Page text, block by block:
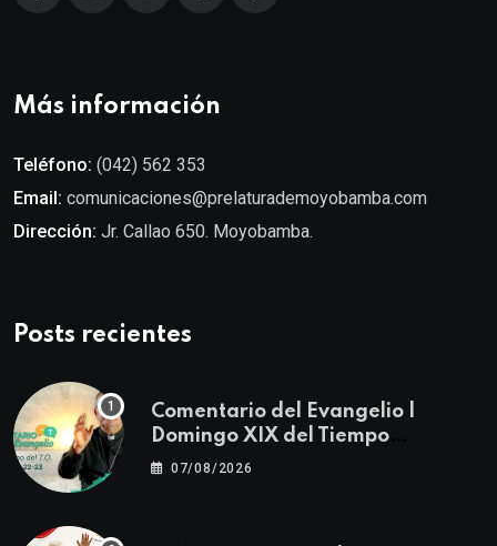
Más información
Teléfono: (042) 562 353
Email: comunicaciones@prelaturademoyobamba.com
Dirección: Jr. Callao 650. Moyobamba.
Posts recientes
Comentario del Evangelio |
Domingo XIX del Tiempo
Ordinario | Mateo 14, 22-23
07/08/2026